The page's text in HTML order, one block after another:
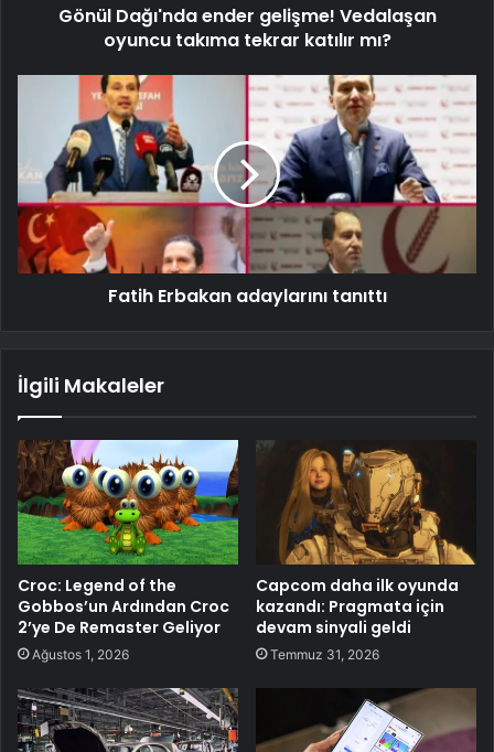
Gönül Dağı'nda ender gelişme! Vedalaşan
oyuncu takıma tekrar katılır mı?
Fatih Erbakan adaylarını tanıttı
İlgili Makaleler
Croc: Legend of the
Gobbos’un Ardından Croc
2’ye De Remaster Geliyor
Ağustos 1, 2026
Capcom daha ilk oyunda
kazandı: Pragmata için
devam sinyali geldi
Temmuz 31, 2026